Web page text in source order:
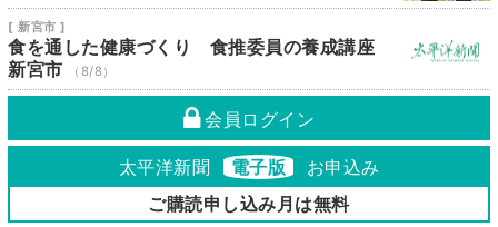
[ 新宮市 ]
食を通した健康づくり 食推委員の養成講座
新宮市
（8/8）
会員ログイン
太平洋新聞 電子版
お申込み
ご購読申し込み月は無料